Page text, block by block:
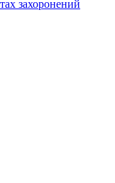
захоронений